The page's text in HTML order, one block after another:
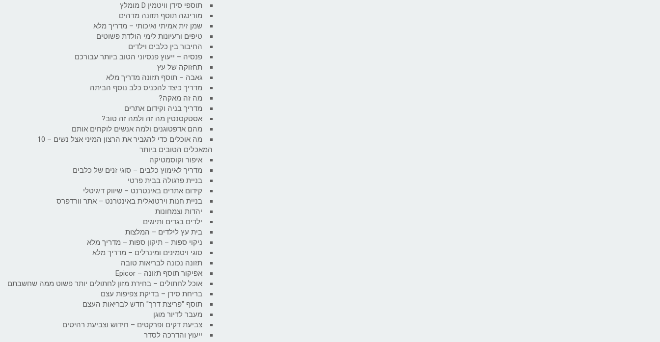
תוספי סידן וויטמין D מומלץ
מורינגה תוסף תזונה מדהים
שמן זית אמיתי ואיכותי – מדריך מלא
טיפים ורעיונות לימי הולדת פשוטים
החיבור בין כלבים וילדים
פנסיה – ייעוץ פנסיוני הטוב ביותר עבורכם
תחזוקה של עץ
גאבה – תוסף תזונה מדריך מלא
מדריך כיצד להכניס כלב נוסף הביתה
מה זה מאקה?
מדריך בניה וקידום אתרים
אסטקסנטין מה זה ולמה זה טוב?
מהם אדפטוגנים ולמה אנשים לוקחים אותם
מה אוכלים כדי להגביר את הרצון המיני אצל נשים – 10
המאכלים הטובים ביותר
איפור וקוסמטיקה
מדריך לאימוץ כלבים – סוגי זנים של כלבים
בניית פרגולה בבית פרטי
קידום אתרים באינטרנט – שיווק דיגיטלי
בניית חנות וירטואלית באינטרנט – אתר וורדפרס
יהדות וצמחונות
ילדים בגדים ותיוגים
בית עץ לילדים – המלצות
ניקוי ספות – תיקון ספות – מדריך מלא
סוגי ויטמינים ומינרלים – מדריך מלא
תזונה נכונה לבריאות טובה
אפיקור תוסף תזונה – Epicor
אוכל לחתולים – בחירת מזון לחתולים יותר פשוט ממה שחשבתם
בריחת סידן – בדיקת צפיפות עצם
תוסף "פריצת דרך" חדש לבריאות העצם
מעבר לדיור מוגן
צביעת דקים ופרקטים – חידוש וצביעת רהיטים
ייעוץ והדרכה לסדר